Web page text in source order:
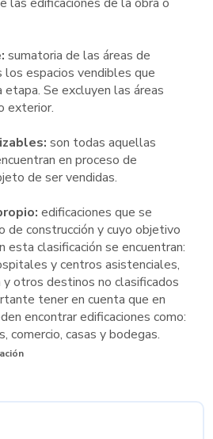
las edificaciones de la obra o
sumatoria de las áreas de
espacios vendibles que
Se excluyen las áreas
exterior.
son todas aquellas
en proceso de
de ser vendidas.
edificaciones que se
de construcción y cuyo objetivo
esta clasificación se encuentran:
y centros asistenciales,
y otros destinos no clasificados
tener en cuenta que en
encontrar edificaciones como:
comercio, casas y bodegas.